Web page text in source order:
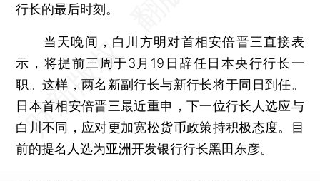
行长的最后时刻。
当天晚间，白川方明对首相安倍晋三直接表
示，将提前三周于3月19日辞任日本央行行长一
职。这样，两名新副行长与新行长将于同日到任。
日本首相安倍晋三最近重申，下一位行长人选应与
白川不同，应对更加宽松货币政策持积极态度。目
前的提名人选为亚洲开发银行行长黑田东彦。